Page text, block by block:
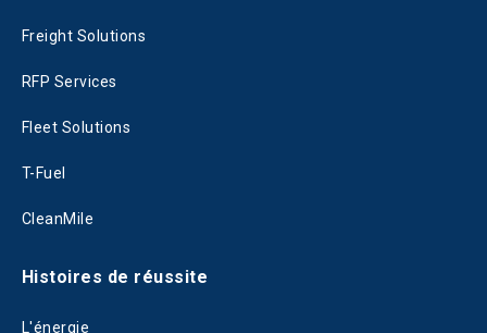
Freight Solutions
RFP Services
Fleet Solutions
T-Fuel
CleanMile
Histoires de réussite
L'énergie